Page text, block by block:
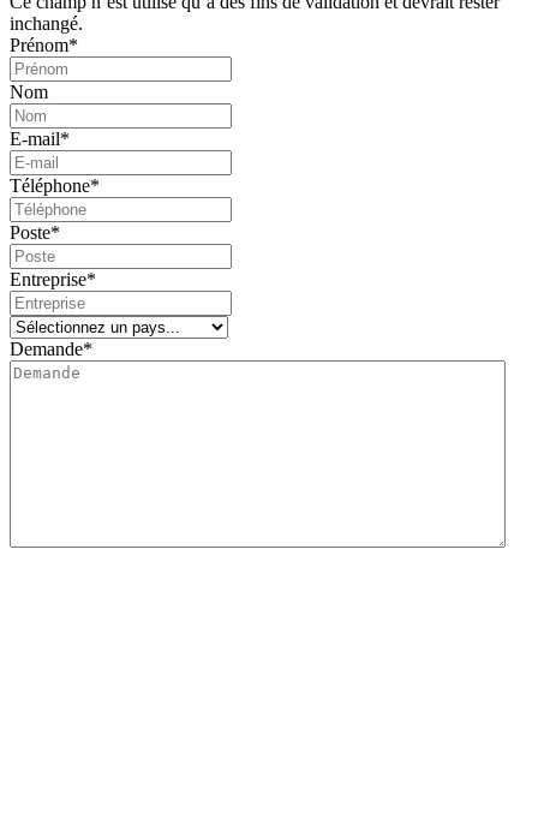
inchangé.
Prénom*
Nom
E-mail*
Téléphone*
Poste*
Entreprise*
Demande*